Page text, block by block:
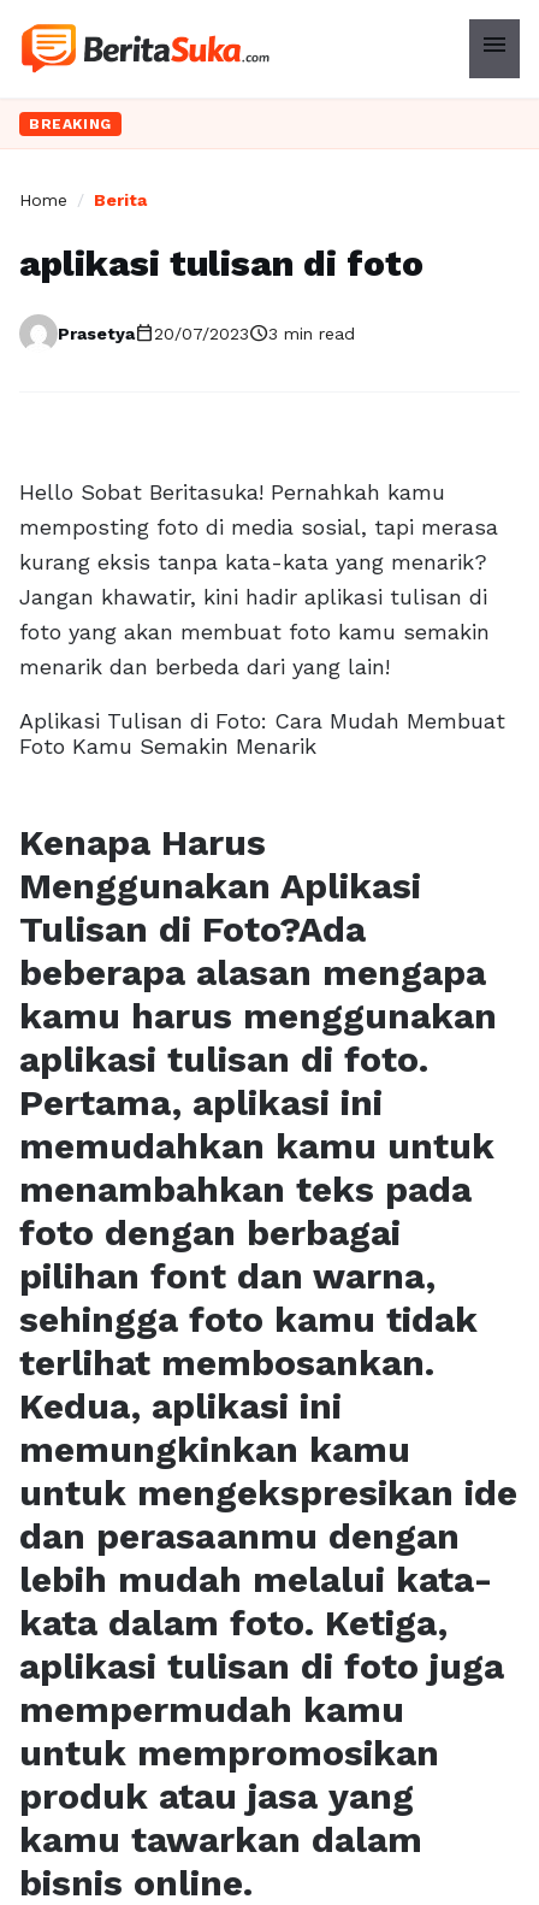
menu
BREAKING
Home / Berita
aplikasi tulisan di foto
Prasetyacalendar_today20/07/2023schedule3 min read
Hello Sobat Beritasuka! Pernahkah kamu
memposting foto di media sosial, tapi merasa
kurang eksis tanpa kata-kata yang menarik?
Jangan khawatir, kini hadir aplikasi tulisan di
foto yang akan membuat foto kamu semakin
menarik dan berbeda dari yang lain!
Aplikasi Tulisan di Foto: Cara Mudah Membuat
Foto Kamu Semakin Menarik
Kenapa Harus
Menggunakan Aplikasi
Tulisan di Foto?Ada
beberapa alasan mengapa
kamu harus menggunakan
aplikasi tulisan di foto.
Pertama, aplikasi ini
memudahkan kamu untuk
menambahkan teks pada
foto dengan berbagai
pilihan font dan warna,
sehingga foto kamu tidak
terlihat membosankan.
Kedua, aplikasi ini
memungkinkan kamu
untuk mengekspresikan ide
dan perasaanmu dengan
lebih mudah melalui kata-
kata dalam foto. Ketiga,
aplikasi tulisan di foto juga
mempermudah kamu
untuk mempromosikan
produk atau jasa yang
kamu tawarkan dalam
bisnis online.